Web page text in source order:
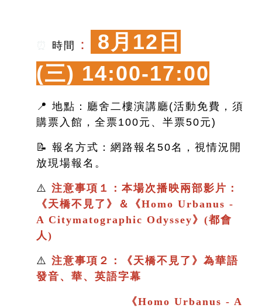
時間 ：
8月12日
(三) 14:00-17:00
📍 地點：廳舍二樓演講廳(活動免費，須
購票入館，全票100元、半票50元)
📝 報名方式：網路報名50名，視情況開
放現場報名。
⚠️ 注意事項１：本場次播映兩部影片：
《天橋不見了 》＆ 《Homo Urbanus -
A Citymatographic Odyssey》(都會
人)
⚠️ 注意事項２： 《天橋不見了 》 為華語
發音、華、英語字幕
《Homo Urbanus - A